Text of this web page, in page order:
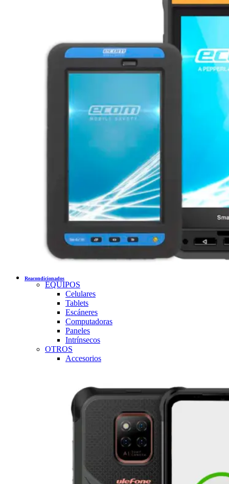
Reacondicionados
EQUIPOS
Celulares
Tablets
Escáneres
Computadoras
Paneles
Intrínsecos
OTROS
Accesorios